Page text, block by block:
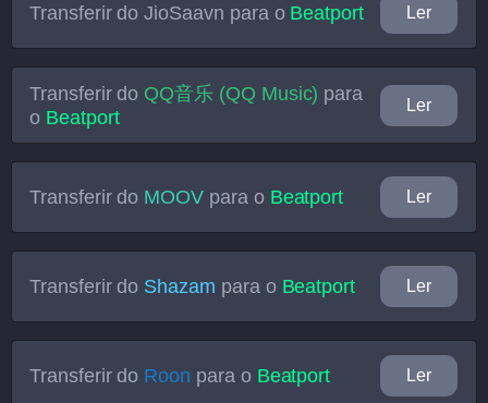
Transferir doJioSaavn para o Beatport Ler
Transferir do QQ音乐 (QQ Music) para
o Beatport
Ler
Transferir do MOOV para o Beatport Ler
Transferir do Shazam para o Beatport Ler
Transferir do Roon para o Beatport Ler